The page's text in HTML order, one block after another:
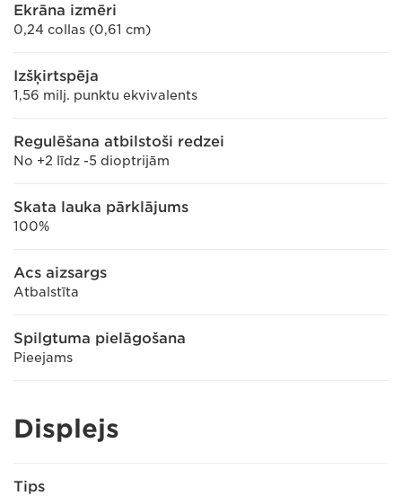
Ekrāna izmēri
0,24 collas (0,61 cm)
Izšķirtspēja
1,56 milj. punktu ekvivalents
Regulēšana atbilstoši redzei
No +2 līdz -5 dioptrijām
Skata lauka pārklājums
100%
Acs aizsargs
Atbalstīta
Spilgtuma pielāgošana
Pieejams
Displejs
Tips